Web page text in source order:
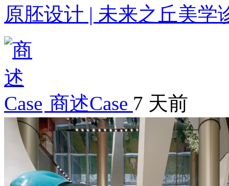
原胚设计 | 未来之丘美学
商述Case 7 天前